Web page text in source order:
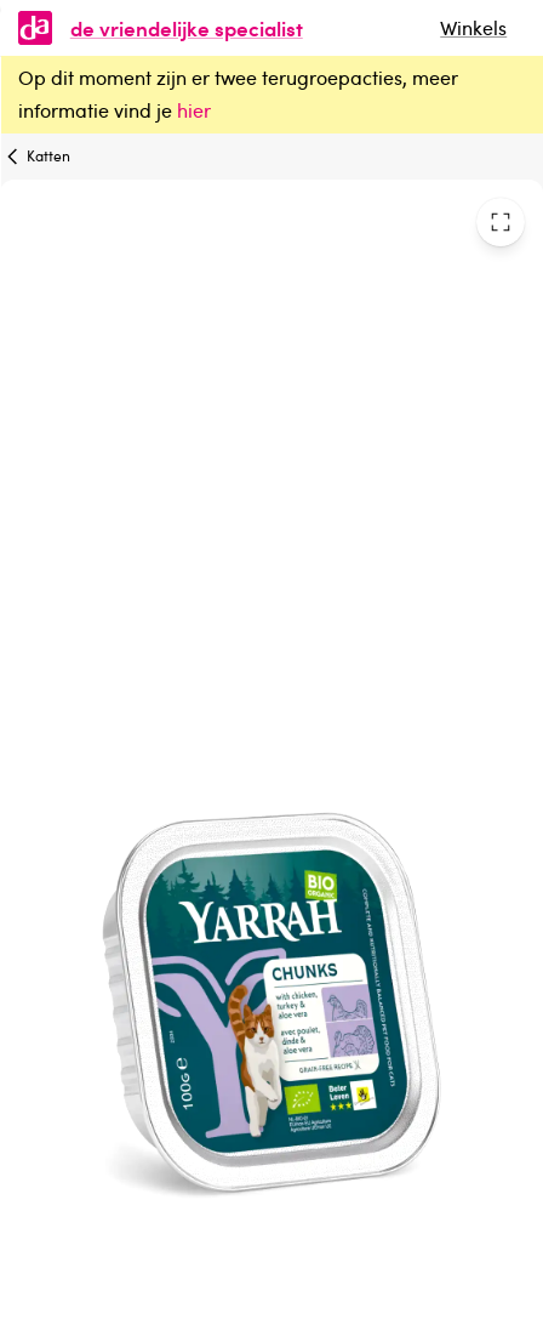
de vriendelijke specialist
Winkels
Op dit moment zijn er twee terugroepacties, meer
informatie vind je hier
Yarrah Kat alucup kip kalkoen bio
Katten